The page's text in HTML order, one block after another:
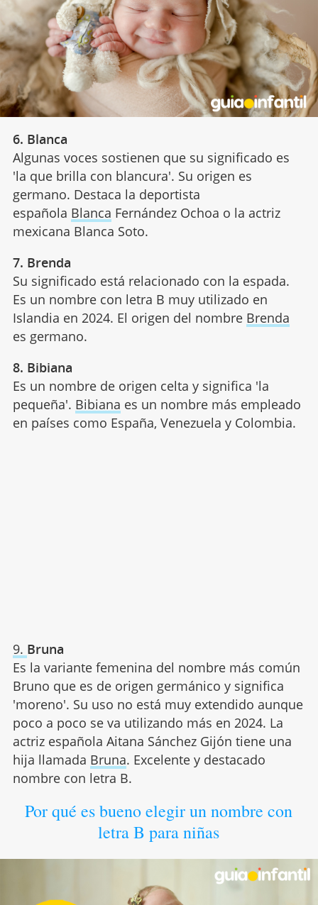
6. Blanca
Algunas voces sostienen que su significado es
'la que brilla con blancura'. Su origen es
germano. Destaca la deportista
española Blanca Fernández Ochoa o la actriz
mexicana Blanca Soto.
7. Brenda
Su significado está relacionado con la espada.
Es un nombre con letra B muy utilizado en
Islandia en 2024. El origen del nombre Brenda
es germano.
8. Bibiana
Es un nombre de origen celta y significa 'la
pequeña'. Bibiana es un nombre más empleado
en países como España, Venezuela y Colombia.
9. Bruna
Es la variante femenina del nombre más común
Bruno que es de origen germánico y significa
'moreno'. Su uso no está muy extendido aunque
poco a poco se va utilizando más en 2024. La
actriz española Aitana Sánchez Gijón tiene una
hija llamada Bruna. Excelente y destacado
nombre con letra B.
Por qué es bueno elegir un nombre con
letra B para niñas